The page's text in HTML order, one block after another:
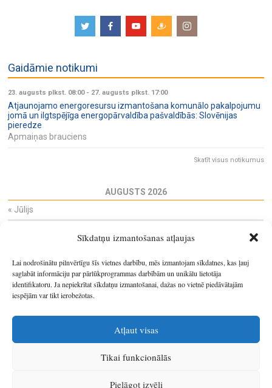
Sīkdatņu izmantošanas atļaujas
Lai nodrošinātu pilnvērtīgu šīs vietnes darbību, mēs izmantojam sīkdatnes, kas ļauj
saglabāt informāciju par pārlūkprogrammas darbībām un unikālu lietotāja
identifikatoru. Ja nepiekrītat sīkdatņu izmantošanai, dažas no vietnē piedāvātajām
iespējām var tikt ierobežotas.
Atļaut visas
Tikai funkcionālās
Pielāgot izvēli
Gaidāmie notikumi
23. augusts plkst. 08:00- 27. augusts plkst. 17:00
Atjaunojamo energoresursu izmantošana komunālo pakalpojumu
jomā un ilgtspējīga energopārvaldība pašvaldībās: Slovēnijas
pieredze
Apmaiņas brauciens
Skatīt visus notikumus
AUGUSTS 2026
« Jūlijs
29 30 31 1
10
11 12 13 14 15
17
18 19 20 21 22
23
24
25 26
31
1 2 3 4 5 6